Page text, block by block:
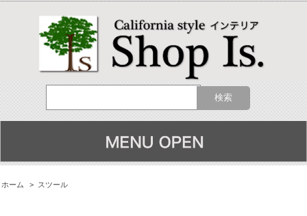
ホーム > スツール